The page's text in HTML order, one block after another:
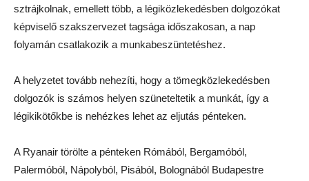
sztrájkolnak, emellett több, a légiközlekedésben dolgozókat
képviselő szakszervezet tagsága időszakosan, a nap
folyamán csatlakozik a munkabeszüntetéshez.
A helyzetet tovább nehezíti, hogy a tömegközlekedésben
dolgozók is számos helyen szüneteltetik a munkát, így a
légikikötőkbe is nehézkes lehet az eljutás pénteken.
A Ryanair törölte a pénteken Rómából, Bergamóból,
Palermóból, Nápolyból, Pisából, Bolognából Budapestre